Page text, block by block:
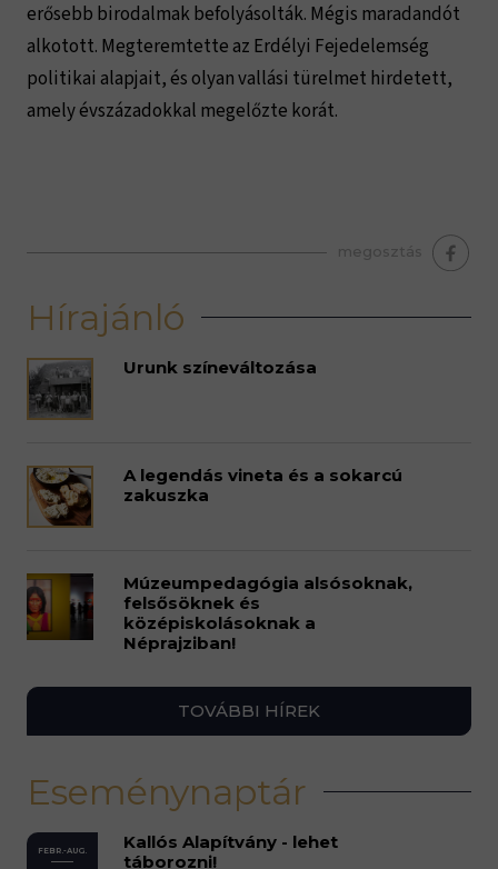
erősebb birodalmak befolyásolták. Mégis maradandót
alkotott. Megteremtette az Erdélyi Fejedelemség
politikai alapjait, és olyan vallási türelmet hirdetett,
amely évszázadokkal megelőzte korát.
megosztás
Hírajánló
Urunk színeváltozása
A legendás vineta és a sokarcú
zakuszka
Múzeumpedagógia alsósoknak,
felsősöknek és
középiskolásoknak a
Néprajziban!
TOVÁBBI HÍREK
Eseménynaptár
FEBR.-AUG.
Kallós Alapítvány - lehet
táborozni!